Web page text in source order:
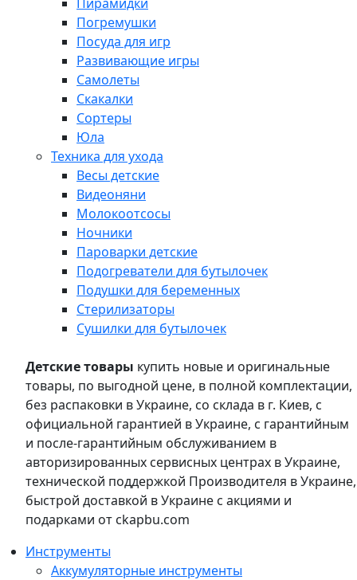
Погремушки
Посуда для игр
Развивающие игры
Самолеты
Скакалки
Сортеры
Юла
Техника для ухода
Весы детские
Видеоняни
Молокоотсосы
Ночники
Пароварки детские
Подогреватели для бутылочек
Подушки для беременных
Стерилизаторы
Сушилки для бутылочек
Детские товары купить новые и оригинальные
товары, по выгодной цене, в полной комплектации,
без распаковки в Украине, со склада в г. Киев, с
официальной гарантией в Украине, с гарантийным
и после-гарантийным обслуживанием в
авторизированных сервисных центрах в Украине,
технической поддержкой Производителя в Украине,
быстрой доставкой в Украине с акциями и
подарками от ckapbu.com
Инструменты
Аккумуляторные инструменты